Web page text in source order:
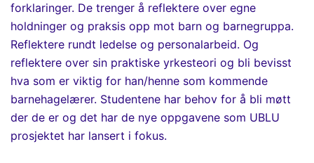
forklaringer. De trenger å reflektere over egne
holdninger og praksis opp mot barn og barnegruppa.
Reflektere rundt ledelse og personalarbeid. Og
reflektere over sin praktiske yrkesteori og bli bevisst
hva som er viktig for han/henne som kommende
barnehagelærer. Studentene har behov for å bli møtt
der de er og det har de nye oppgavene som UBLU
prosjektet har lansert i fokus.